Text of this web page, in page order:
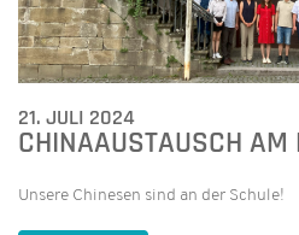
21. JULI 2024
CHINAAUSTAUSCH AM
Unsere Chinesen sind an der Schule!